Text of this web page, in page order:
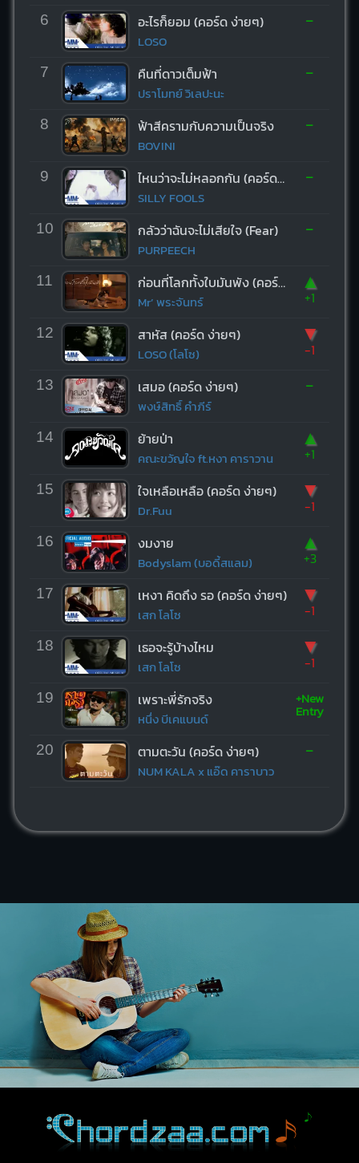
6 อะไรก็ยอม (คอร์ด ง่ายๆ)
LOSO
-
7 คืนที่ดาวเต็มฟ้า
ปราโมทย์ วิเลปะนะ
-
8 ฟ้าสีครามกับความเป็นจริง
BOVINI
-
9 ไหนว่าจะไม่หลอกกัน (คอร์ด ง่ายๆ)
SILLY FOOLS
-
10 กลัวว่าฉันจะไม่เสียใจ (Fear)
PURPEECH
-
11 ก่อนที่โลกทั้งใบมันพัง (คอร์ด ง่ายๆ)
Mr’ พระจันทร์
▲
+1
12 สาหัส (คอร์ด ง่ายๆ)
LOSO (โลโซ)
▼
-1
13 เสมอ (คอร์ด ง่ายๆ)
พงษ์สิทธิ์ คำภีร์
-
14 ย้ายป่า
คณะขวัญใจ ft.หงา คาราวาน
▲
+1
15 ใจเหลือเหลือ (คอร์ด ง่ายๆ)
Dr.Fuu
▼
-1
16 งมงาย
Bodyslam (บอดี้สแลม)
▲
+3
17 เหงา คิดถึง รอ (คอร์ด ง่ายๆ)
เสก โลโซ
▼
-1
18 เธอจะรู้บ้างไหม
เสก โลโซ
▼
-1
19 เพราะพี่รักจริง
หนึ่ง บีเคแบนด์
+New
Entry
20 ตามตะวัน (คอร์ด ง่ายๆ)
NUM KALA x แอ๊ด คาราบาว
-